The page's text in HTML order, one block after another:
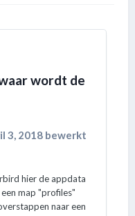
wordt de
3, 2018 bewerkt
hier de appdata
map "profiles"
naar een